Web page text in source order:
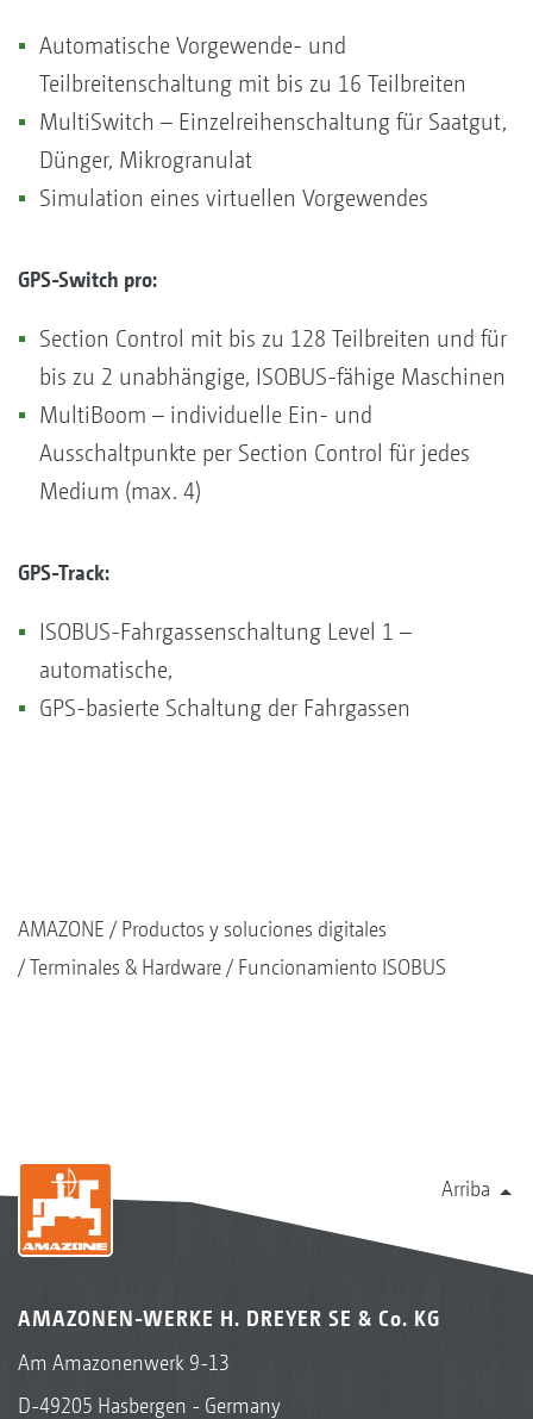
Automatische Vorgewende- und
Teilbreitenschaltung mit bis zu 16 Teilbreiten
MultiSwitch – Einzelreihenschaltung für Saatgut,
Dünger, Mikrogranulat
Simulation eines virtuellen Vorgewendes
GPS-Switch pro:
Section Control mit bis zu 128 Teilbreiten und für
bis zu 2 unabhängige, ISOBUS-fähige Maschinen
MultiBoom – individuelle Ein- und
Ausschaltpunkte per Section Control für jedes
Medium (max. 4)
GPS-Track:
ISOBUS-Fahrgassenschaltung Level 1 –
automatische,
GPS-basierte Schaltung der Fahrgassen
AMAZONE
Productos y soluciones digitales
Terminales & Hardware
Funcionamiento ISOBUS
Arriba
AMAZONEN-WERKE H. DREYER SE & Co. KG
Am Amazonenwerk 9-13
D-49205 Hasbergen - Germany